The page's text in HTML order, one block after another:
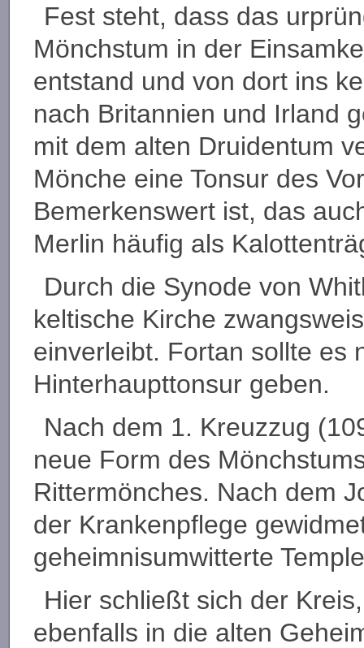
Fest steht, dass das
Mönchstum in der
entstand und von dort ins
nach Britannien und Irland
mit dem alten Druidentum
Mönche eine Tonsur des
Bemerkenswert ist, das
Merlin häufig als
Durch die Synode von
keltische Kirche
einverleibt. Fortan sollte es
Hinterhaupttonsur geben.
Nach dem 1. Kreuzzug
neue Form des
Rittermönches. Nach dem
der Krankenpflege
geheimnisumwitterte
Hier schließt sich der
ebenfalls in die alten